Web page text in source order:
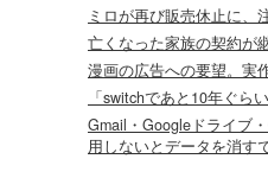
ミロが再び販売休止に、
亡くなった家族の契約が
漫画の広告への要望。実
「switchであと10年ぐら
Gmail・Googleドライブ
用しないとデータを消す